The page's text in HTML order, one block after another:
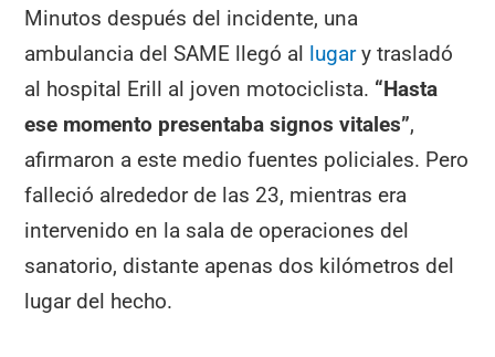
Minutos después del incidente, una
ambulancia del SAME llegó al lugary trasladó
al hospital Erill al joven motociclista. “Hasta
ese momento presentaba signos vitales”,
afirmaron a este medio fuentes policiales. Pero
falleció alrededor de las 23, mientras era
intervenido en la sala de operaciones del
sanatorio, distante apenas dos kilómetros del
lugar del hecho.